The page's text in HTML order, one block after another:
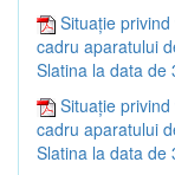
Situație
cadru aparatului
Slatina la data de
Situație
cadru aparatului
Slatina la data de